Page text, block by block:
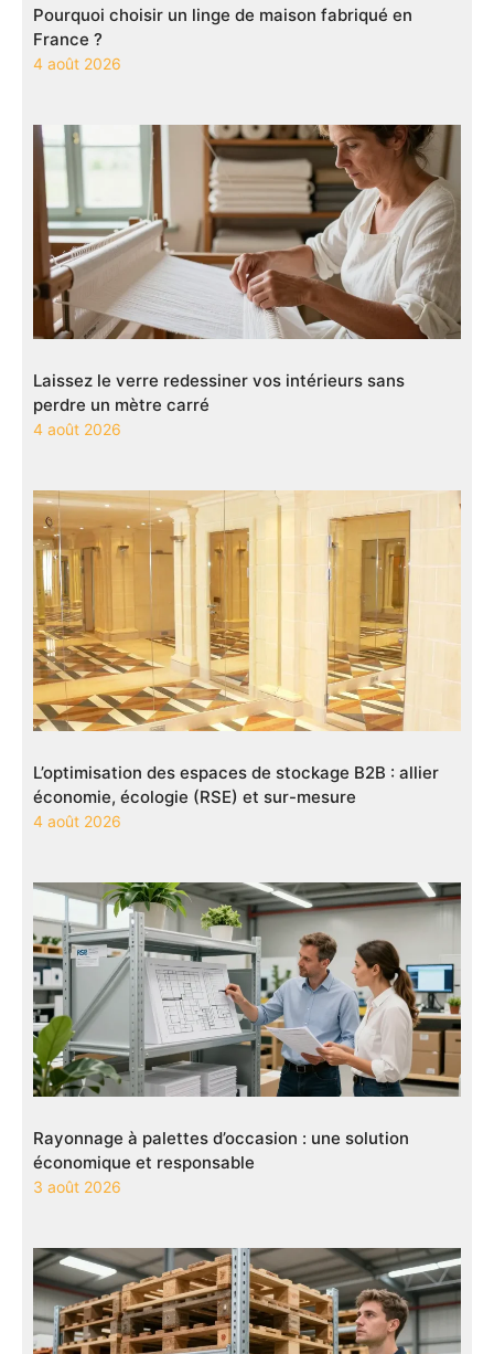
Pourquoi choisir un linge de maison fabriqué en
France ?
4 août 2026
Laissez le verre redessiner vos intérieurs sans
perdre un mètre carré
4 août 2026
L’optimisation des espaces de stockage B2B : allier
économie, écologie (RSE) et sur-mesure
4 août 2026
Rayonnage à palettes d’occasion : une solution
économique et responsable
3 août 2026